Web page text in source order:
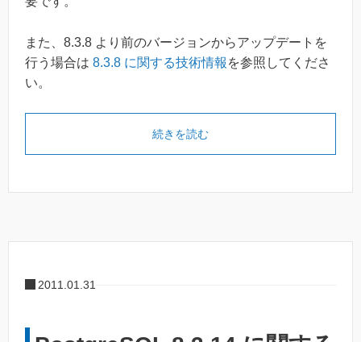
また、8.3.8 より前のバージョンからアップデートを
行う場合は 8.3.8 に関する技術情報 を参照してくださ
い。
続きを読む
2011.01.31